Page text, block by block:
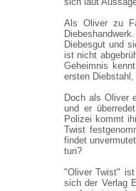
Als Oliver zu
Diebesgut und
ist nicht
Geheimnis
ersten
Doch als Oliver
und er
Polizei kommt
Twist
findet
tun?
"Oliver Twist"
sich der Verlag